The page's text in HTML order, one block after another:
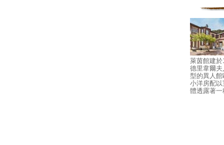
萊茵館建
德里韋爾
型的異人
小洋房配
體透露著